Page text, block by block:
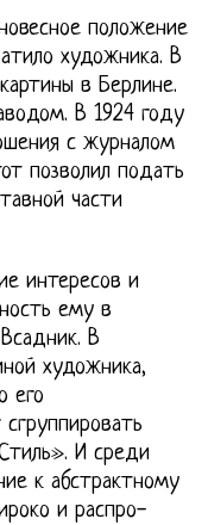
положение
художника. В
в Берлине.
В 1924 году
с журналом
позволил подать
части
интересов и
ему в
В
художника,
его
И среди
к абстрактному
и распро-